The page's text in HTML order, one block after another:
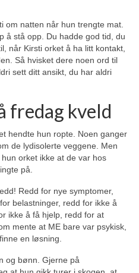
om natten når hun trengte mat.
å stå opp. Du hadde god tid, du
når Kirsti orket å ha litt kontakt,
Så hvisket dere noen ord til
sett ditt ansikt, du har aldri
fredag kveld
hendte hun ropte. Noen ganger
de lydisolerte veggene. Men
orket ikke at de var hos
på.
Redd for nye symptomer,
belastninger, redd for ikke å
ikke å få hjelp, redd for at
mente at ME bare var psykisk,
en løsning.
og bønn. Gjerne på